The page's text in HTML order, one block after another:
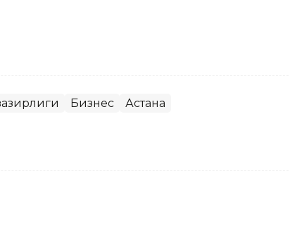
Бизнес Астана